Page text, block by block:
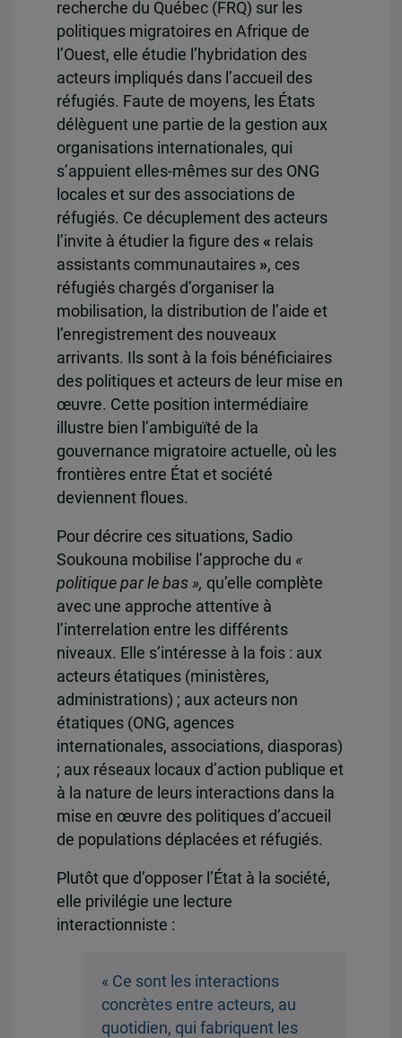
recherche du Québec (FRQ) sur les
politiques migratoires en Afrique de
l’Ouest, elle étudie l’hybridation des
acteurs impliqués dans l’accueil des
réfugiés. Faute de moyens, les États
délèguent une partie de la gestion aux
organisations internationales, qui
s’appuient elles-mêmes sur des ONG
locales et sur des associations de
réfugiés. Ce décuplement des acteurs
l’invite à étudier la figure des « relais
assistants communautaires», ces
réfugiés chargés d’organiser la
mobilisation, la distribution de l’aide et
l’enregistrement des nouveaux
arrivants. Ils sont à la fois bénéficiaires
des politiques et acteurs de leur mise en
œuvre. Cette position intermédiaire
illustre bien l’ambiguïté de la
gouvernance migratoire actuelle, où les
frontières entre État et société
deviennent floues.
Pour décrire ces situations, Sadio
Soukouna mobilise l’approche du «
politique par le bas », qu’elle complète
avec une approche attentive à
l’interrelation entre les différents
niveaux. Elle s’intéresse à la fois : aux
acteurs étatiques (ministères,
administrations) ; aux acteurs non
étatiques (ONG, agences
internationales, associations, diasporas)
; aux réseaux locaux d’action publique et
à la nature de leurs interactions dans la
mise en œuvre des politiques d’accueil
de populations déplacées et réfugiés.
Plutôt que d’opposer l’État à la société,
elle privilégie une lecture
interactionniste :
« Ce sont les interactions
concrètes entre acteurs, au
quotidien, qui fabriquent les